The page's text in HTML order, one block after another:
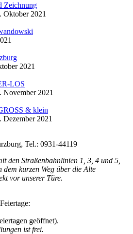
Zeichnung
Oktober 2021
2021
LOS
November 2021
& klein
2021
Tel.: 0931-44119
den Straßenbahnlinien 1, 3, 4 und 5,
dem kurzen Weg über die Alte
vor unserer Türe.
geöffnet).
ist frei.